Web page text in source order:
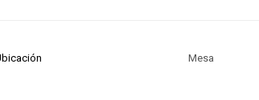
Mesa